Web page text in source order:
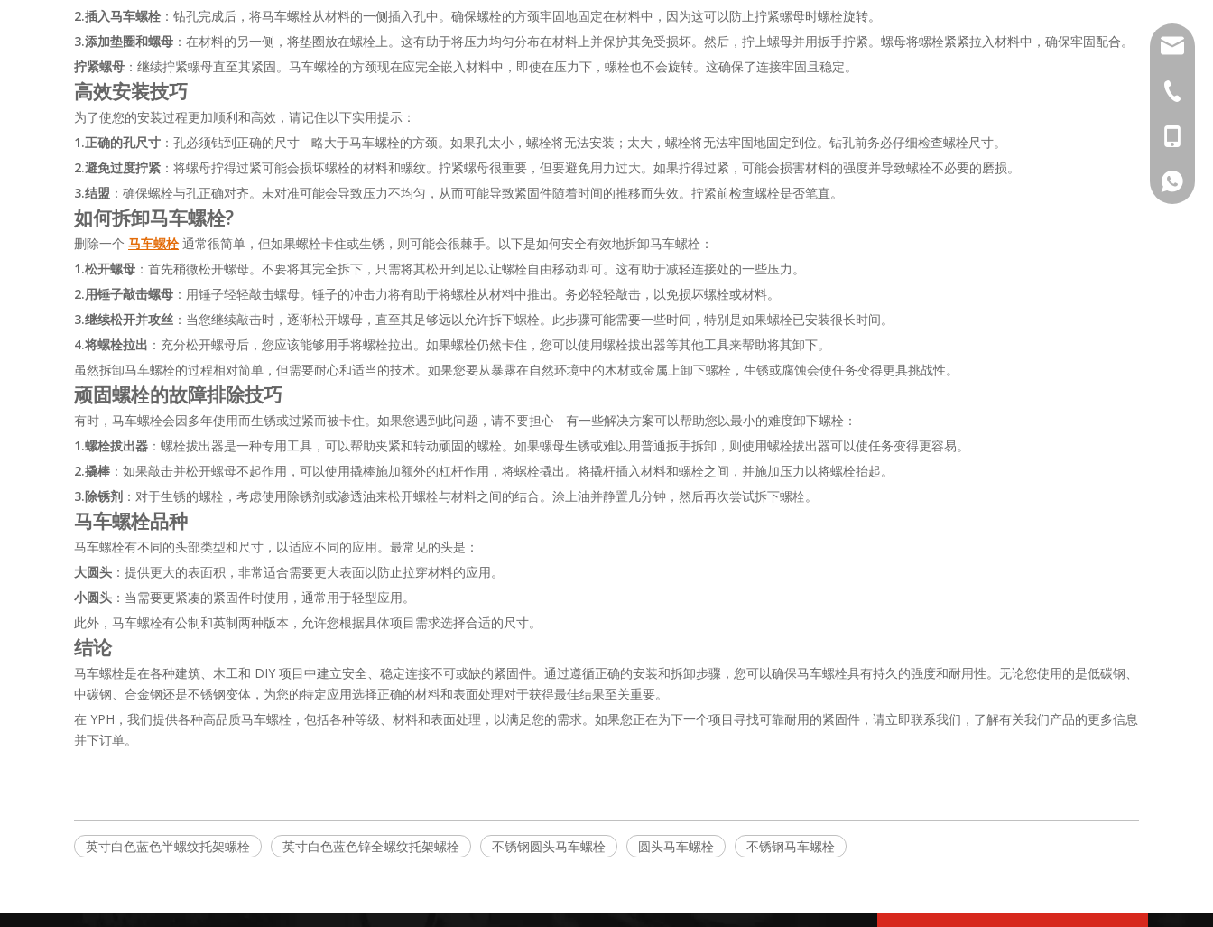
2.插入马车螺栓 ：钻孔完成后，将马车螺栓从材料的一侧插入孔中。确保螺栓的方颈牢固地固定在材料中，因为这可以防止拧紧螺母时螺栓旋转。
3.添加垫圈和螺母 ：在材料的另一侧，将垫圈放在螺栓上。这有助于将压力均匀分布在材料上并保护其免受损坏。然后，拧上螺母并用扳手拧紧。螺母将螺栓紧紧拉入材料中，确保牢固配合。
拧紧螺母 ：继续拧紧螺母直至其紧固。马车螺栓的方颈现在应完全嵌入材料中，即使在压力下，螺栓也不会旋转。这确保了连接牢固且稳定。
高效安装技巧
为了使您的安装过程更加顺利和高效，请记住以下实用提示：
1.正确的孔尺寸 ：孔必须钻到正确的尺寸 - 略大于马车螺栓的方颈。如果孔太小，螺栓将无法安装；太大，螺栓将无法牢固地固定到位。钻孔前务必仔细检查螺栓尺寸。
2.避免过度拧紧 ：将螺母拧得过紧可能会损坏螺栓的材料和螺纹。拧紧螺母很重要，但要避免用力过大。如果拧得过紧，可能会损害材料的强度并导致螺栓不必要的磨损。
3.结盟 ：确保螺栓与孔正确对齐。未对准可能会导致压力不均匀，从而可能导致紧固件随着时间的推移而失效。拧紧前检查螺栓是否笔直。
如何拆卸马车螺栓?
删除一个 马车螺栓通常很简单，但如果螺栓卡住或生锈，则可能会很棘手。以下是如何安全有效地拆卸马车螺栓：
1.松开螺母 ：首先稍微松开螺母。不要将其完全拆下，只需将其松开到足以让螺栓自由移动即可。这有助于减轻连接处的一些压力。
2.用锤子敲击螺母 ：用锤子轻轻敲击螺母。锤子的冲击力将有助于将螺栓从材料中推出。务必轻轻敲击，以免损坏螺栓或材料。
3.继续松开并攻丝 ：当您继续敲击时，逐渐松开螺母，直至其足够远以允许拆下螺栓。此步骤可能需要一些时间，特别是如果螺栓已安装很长时间。
4.将螺栓拉出 ：充分松开螺母后，您应该能够用手将螺栓拉出。如果螺栓仍然卡住，您可以使用螺栓拔出器等其他工具来帮助将其卸下。
虽然拆卸马车螺栓的过程相对简单，但需要耐心和适当的技术。如果您要从暴露在自然环境中的木材或金属上卸下螺栓，生锈或腐蚀会使任务变得更具挑战性。
顽固螺栓的故障排除技巧
有时，马车螺栓会因多年使用而生锈或过紧而被卡住。如果您遇到此问题，请不要担心 - 有一些解决方案可以帮助您以最小的难度卸下螺栓：
1.螺栓拔出器 ：螺栓拔出器是一种专用工具，可以帮助夹紧和转动顽固的螺栓。如果螺母生锈或难以用普通扳手拆卸，则使用螺栓拔出器可以使任务变得更容易。
2.撬棒 ：如果敲击并松开螺母不起作用，可以使用撬棒施加额外的杠杆作用，将螺栓撬出。将撬杆插入材料和螺栓之间，并施加压力以将螺栓抬起。
3.除锈剂 ：对于生锈的螺栓，考虑使用除锈剂或渗透油来松开螺栓与材料之间的结合。涂上油并静置几分钟，然后再次尝试拆下螺栓。
马车螺栓品种
马车螺栓有不同的头部类型和尺寸，以适应不同的应用。最常见的头是：
大圆头 ：提供更大的表面积，非常适合需要更大表面以防止拉穿材料的应用。
小圆头 ：当需要更紧凑的紧固件时使用，通常用于轻型应用。
此外，马车螺栓有公制和英制两种版本，允许您根据具体项目需求选择合适的尺寸。
结论
马车螺栓是在各种建筑、木工和 DIY 项目中建立安全、稳定连接不可或缺的紧固件。通过遵循正确的安装和拆卸步骤，您可以确保马车螺栓具有持久的强度和耐用性。无论您使用的是低碳钢、
中碳钢、合金钢还是不锈钢变体，为您的特定应用选择正确的材料和表面处理对于获得最佳结果至关重要。
在 YPH，我们提供各种高品质马车螺栓，包括各种等级、材料和表面处理，以满足您的需求。如果您正在为下一个项目寻找可靠耐用的紧固件，请立即联系我们，了解有关我们产品的更多信息
并下订单。
英寸白色蓝色半螺纹托架螺栓 英寸白色蓝色锌全螺纹托架螺栓 不锈钢圆头马车螺栓 圆头马车螺栓 不锈钢马车螺栓
+ 86-
+86 -